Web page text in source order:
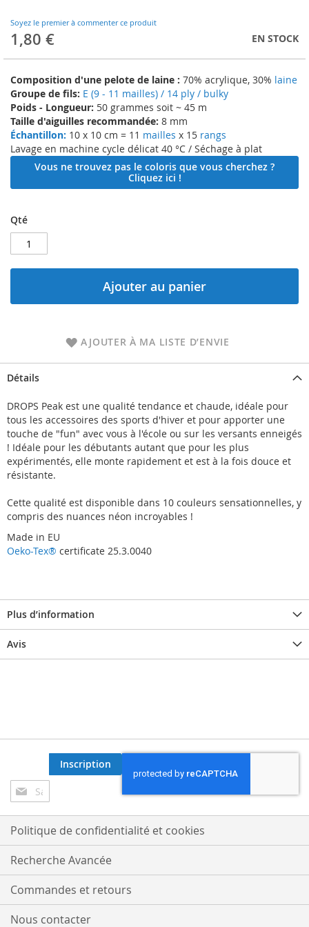
Soyez le premier à commenter ce produit
1,80 € EN STOCK
Composition d'une pelote de laine : 70% acrylique, 30% laine
Groupe de fils: E (9 - 11 mailles) / 14 ply / bulky
Poids - Longueur: 50 grammes soit ~ 45 m
Taille d'aiguilles recommandée: 8 mm
Échantillon: 10 x 10 cm = 11 mailles x 15 rangs
Lavage en machine cycle délicat 40 °C / Séchage à plat
Vous ne trouvez pas le coloris que vous cherchez ?
Cliquez ici !
Qté
Ajouter au panier
AJOUTER À MA LISTE D’ENVIE
beginning
of
the
gallery
Détails
DROPS Peak est une qualité tendance et chaude, idéale pour
tous les accessoires des sports d'hiver et pour apporter une
touche de "fun" avec vous à l'école ou sur les versants enneigés
! Idéale pour les débutants autant que pour les plus
expérimentés, elle monte rapidement et est à la fois douce et
résistante.
Cette qualité est disponible dans 10 couleurs sensationnelles, y
compris des nuances néon incroyables !
Made in EU
Oeko-Tex® certificate 25.3.0040
Plus d’information
Avis
Inscription
à
notre
lettre
d’information
:
Inscription
Politique de confidentialité et cookies
Recherche Avancée
Commandes et retours
Nous contacter